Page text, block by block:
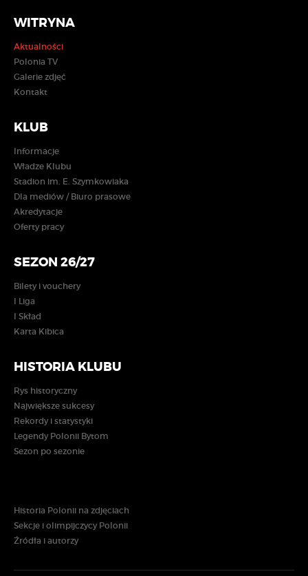
WITRYNA
Aktualności
Polonia TV
Galerie zdjęć
Kontakt
KLUB
Informacje
Władze Klubu
Stadion im. E. Szymkowiaka
Dla mediów / Biuro prasowe
Akredytacje
Oferty pracy
SEZON 26/27
Bilety i vouchery
I Liga
I Skład
Karta Kibica
HISTORIA KLUBU
Rys historyczny
Największe sukcesy
Rekordy i statystyki
Legendy Polonii Bytom
Sezon po sezonie
Historia Polonii na zdjęciach
Sekcje i olimpijczycy Polonii
Źródła i autorzy